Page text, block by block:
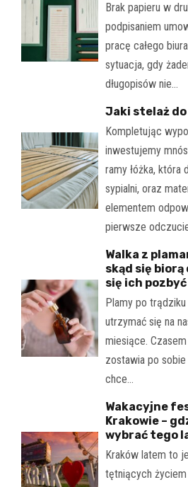
Brak papieru w
podpisaniem
pracę całego
sytuacja, gdy
długopisów nie…
Jaki stelaż do
Kompletując
inwestujemy
ramy łóżka, która
sypialni, oraz
elementem
pierwsze
Walka z
skąd się
się ich pozbyć
Plamy po
utrzymać się na
miesiące.
zostawia po
chce…
Wakacyjne
Krakowie –
wybrać tego
Kraków latem to
tętniących